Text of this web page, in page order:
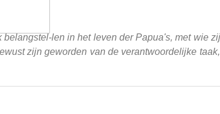
len in het leven der Papua's, met wie
zijn geworden van de verantwoordelijke